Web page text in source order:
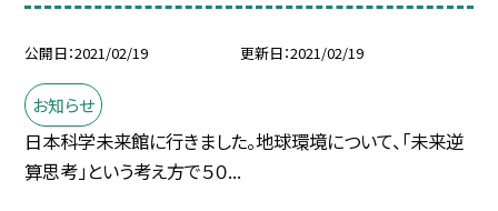
公開日 2021/02/19 更新日 2021/02/19
お知らせ
日本科学未来館に行きました。地球環境について、「未来逆
算思考」という考え方で５０...